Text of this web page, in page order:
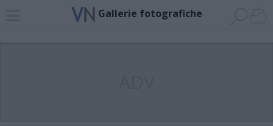
Gallerie fotografiche